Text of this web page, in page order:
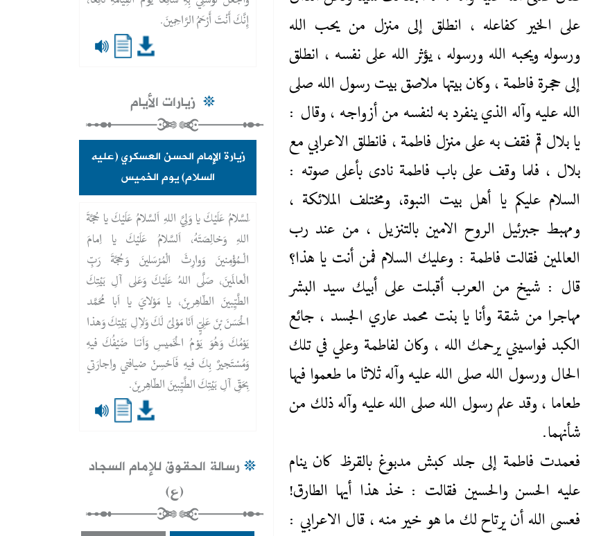
على الخير كفاعله ، انطلق إلى منزل من يحب الله
ورسوله ويحبه الله ورسوله ، يؤثر الله على نفسه ، انطلق
إلى حجرة فاطمة ، وكان بيتها ملاصق بيت رسول الله صلى
‌الله ‌عليه‌ وآله الذي ينفرد به لنفسه من أزواجه ، وقال :
يا بلال قم فقف به على منزل فاطمة ، فانطلق الاعرابي مع
بلال ، فلما وقف على باب فاطمة نادى بأعلى صوته :
السلام عليكم يا أهل بيت النبوة، ومختلف الملائكة ،
ومهبط جبرئيل الروح الامين بالتنزيل ، من عند رب
العالمين فقالت فاطمة : وعليك السلام فمن أنت يا هذا؟
قال : شيخ من العرب أقبلت على أبيك سيد البشر
مهاجرا من شقة وأنا يا بنت محمد عاري الجسد ، جائع
الكبد فواسيني يرحمك الله ، وكان لفاطمة وعلي في تلك
الحال ورسول الله صلى ‌الله ‌عليه‌ وآله ثلاثا ما طعموا فيها
طعاما ، وقد علم رسول الله صلى ‌الله ‌عليه‌ وآله ذلك من
شأنهما.
فعمدت فاطمة إلى جلد كبش مدبوغ بالقرظ كان ينام
عليه الحسن والحسين فقالت : خذ هذا أيها الطارق!
فعسى الله أن يرتاح لك ما هو خير منه ، قال الاعرابي :
إِنَّكَ أَنْتَ أَرْحَمُ الرَّاحِمِينَ.
زيارات الأيام
زيارة الإمام الحسن العسكري (عليه
السلام) يوم الخميس
َلسَّلامُ عَلَيْكَ يا وَلِيَّ اللهِ اَلسَّلامُ عَلَيْكَ يا حُجَّةَ
اللهِ وَخالِصَتَهُ، اَلسَّلامُ عَلَيْكَ يا اِمامَ
الْـمُؤْمِنينَ وَوارِثَ الْمُرْسَلينَ وَحُجَّةَ رَبِّ
الْعالَمينَ، صَلَّى اللهُ عَلَيْكَ وَعَلى آلِ بَيْتِكَ
الطَّيِّبينَ الطّاهِرينَ، يا مَوْلايَ يا اَبا مُحَمَّد
الْحَسَنَ بْنَ عَلِيٍّ اَنَا مَوْلىً لَكَ وَلاِلِ بَيْتِكَ وَهذا
يَوْمُكَ وَهُوَ يَوْمُ الْخَميسِ وَاَنـَا ضَيْفُكَ فيهِ
وَمُسْتَجيرٌ بِكَ فيهِ فَاَحْسِنْ ضيافتي واِجارَتي
بِحَقِّ آلِ بَيْتِكَ الطَّيِّبينَ الطّاهِرينَ.
رسالة الحقوق للإمام السجاد
(ع)